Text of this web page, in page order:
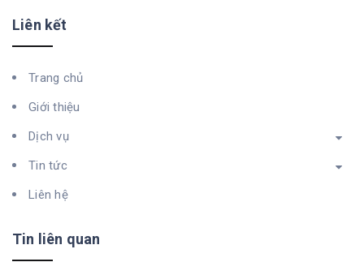
Liên kết
Trang chủ
Giới thiệu
Dịch vụ
Tin tức
Liên hệ
Tin liên quan